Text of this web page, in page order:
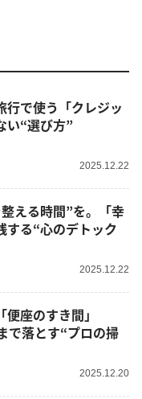
行で使う「クレジッ
い“選び方”
2025.12.22
える時間”を。「幸
する“心のデトック
2025.12.22
座のすき間」
で落とす“プロの掃
2025.12.20